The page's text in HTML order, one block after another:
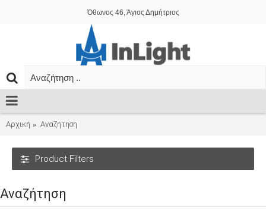
Όθωνος 46, Άγιος Δημήτριος
Αρχική Αναζήτηση
Product Filters
Αναζήτηση